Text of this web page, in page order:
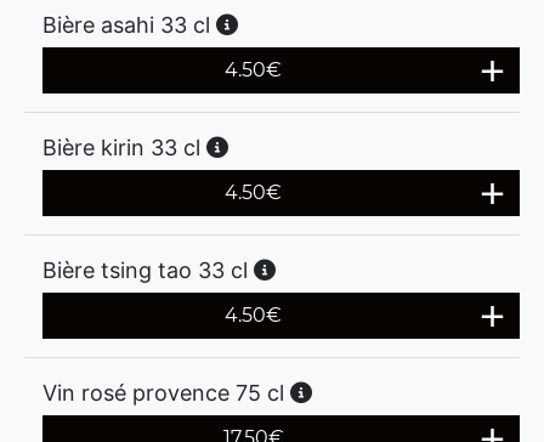
Bière asahi 33 cl
4.50€
Bière kirin 33 cl
4.50€
Bière tsing tao 33 cl
4.50€
Vin rosé provence 75 cl